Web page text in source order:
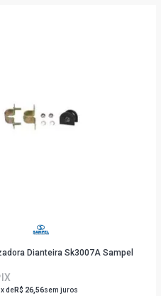
Dianteira Sk3007A Sampel
deR$ 26,56sem juros